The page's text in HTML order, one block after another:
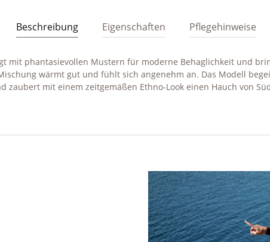
Beschreibung Eigenschaften Pflegehinweise
mit phantasievollen Mustern für moderne Behaglichkeit und
wärmt gut und fühlt sich angenehm an. Das Modell
zaubert mit einem zeitgemäßen Ethno-Look einen Hauch von